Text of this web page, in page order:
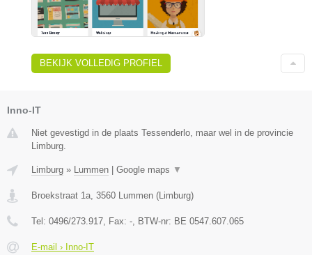
BEKIJK VOLLEDIG PROFIEL
Inno-IT
Niet gevestigd in de plaats Tessenderlo, maar wel in de provincie
Limburg.
Limburg » Lummen Google maps ▼
Broekstraat 1a, 3560 Lummen (Limburg)
Tel: 0496/273.917, Fax: -, BTW-nr: BE 0547.607.065
E-mail › Inno-IT